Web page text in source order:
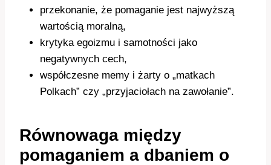
przekonanie, że pomaganie jest najwyższą
wartością moralną,
krytyka egoizmu i samotności jako
negatywnych cech,
współczesne memy i żarty o „matkach
Polkach” czy „przyjaciołach na zawołanie”.
Równowaga między
pomaganiem a dbaniem o